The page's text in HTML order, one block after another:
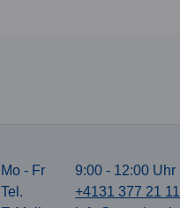
Mo - Fr
9:00 - 12:00 Uhr
Tel.
+4131 377 21 11